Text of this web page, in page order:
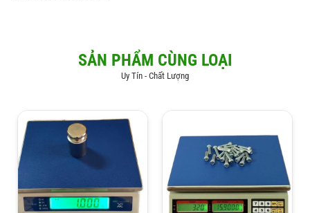
SẢN PHẨM CÙNG LOẠI
Uy Tín - Chất Lượng